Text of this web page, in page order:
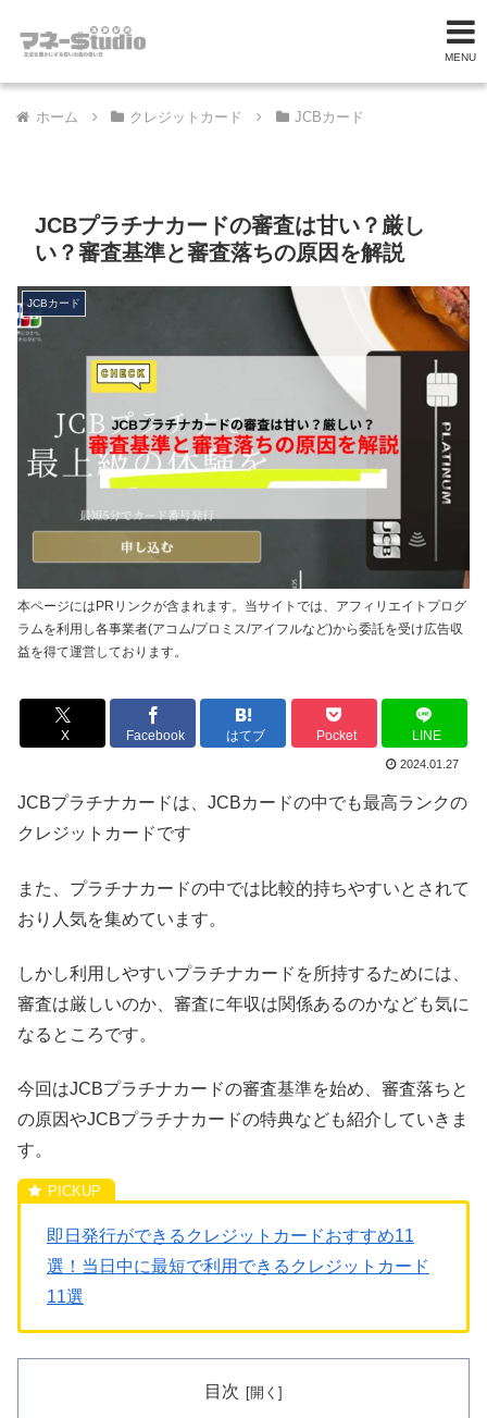
MENU
ホーム クレジットカード JCBカード
JCBプラチナカードの審査は甘い？厳し
い？審査基準と審査落ちの原因を解説
本ページにはPRリンクが含まれます。当サイトでは、アフィリエイトプログ
ラムを利用し各事業者(アコム/プロミス/アイフルなど)から委託を受け広告収
益を得て運営しております。
JCBカード
X Facebook はてブ Pocket LINE
2024.01.27
JCBプラチナカードは、JCBカードの中でも最高ランクの
クレジットカードです
また、プラチナカードの中では比較的持ちやすいとされて
おり人気を集めています。
しかし利用しやすいプラチナカードを所持するためには、
審査は厳しいのか、審査に年収は関係あるのかなども気に
なるところです。
今回はJCBプラチナカードの審査基準を始め、審査落ちと
の原因やJCBプラチナカードの特典なども紹介していきま
す。
即日発行ができるクレジットカードおすすめ11
選！当日中に最短で利用できるクレジットカード
11選
目次